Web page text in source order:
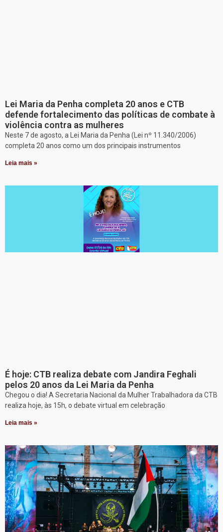
Lei Maria da Penha completa 20 anos e CTB
defende fortalecimento das políticas de combate à
violência contra as mulheres
Neste 7 de agosto, a Lei Maria da Penha (Lei nº 11.340/2006)
completa 20 anos como um dos principais instrumentos
Leia mais »
É hoje: CTB realiza debate com Jandira Feghali
pelos 20 anos da Lei Maria da Penha
Chegou o dia! A Secretaria Nacional da Mulher Trabalhadora da CTB
realiza hoje, às 15h, o debate virtual em celebração
Leia mais »